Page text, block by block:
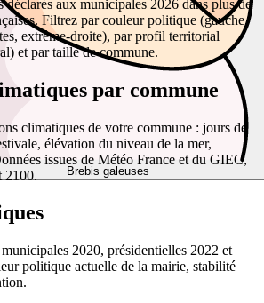
Brebis galeuses
déclarés aux municipales 2026 dans plus de
Filtrez par couleur politique (gauche,
extrême-droite), par profil territorial
et par taille de commune.
par commune
climatiques de votre commune : jours de
élévation du niveau de la mer,
issues de Météo France et du GIEC,
2100.
2020, présidentielles 2022 et
politique actuelle de la mairie, stabilité